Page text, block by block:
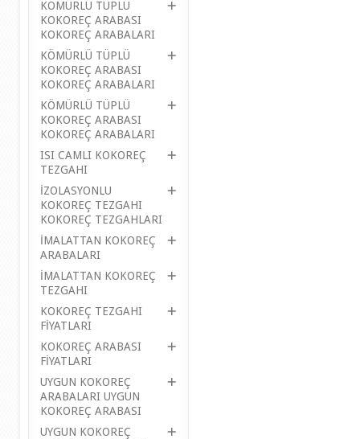
KÖMÜRLÜ TÜPLÜ
KOKOREÇ ARABASI
KOKOREÇ ARABALARI
KÖMÜRLÜ TÜPLÜ
KOKOREÇ ARABASI
KOKOREÇ ARABALARI
KÖMÜRLÜ TÜPLÜ
KOKOREÇ ARABASI
KOKOREÇ ARABALARI
ISI CAMLI KOKOREÇ
TEZGAHI
İZOLASYONLU
KOKOREÇ TEZGAHI
KOKOREÇ TEZGAHLARI
İMALATTAN KOKOREÇ
ARABALARI
İMALATTAN KOKOREÇ
TEZGAHI
KOKOREÇ TEZGAHI
FİYATLARI
KOKOREÇ ARABASI
FİYATLARI
UYGUN KOKOREÇ
ARABALARI UYGUN
KOKOREÇ ARABASI
UYGUN KOKOREÇ